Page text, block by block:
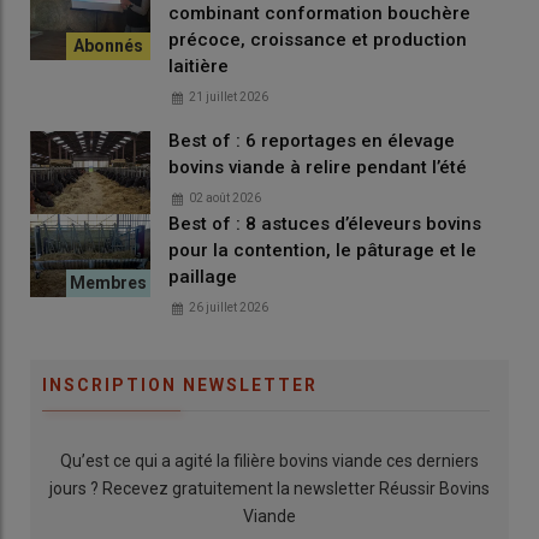
ils sont plus petits, mais ils font plus de racines. Quand la
sécheresse arrive, ils tiennent beaucoup mieux. »
Fiche élevage
310 ha de SAU
dont 108 ha de prairies naturelles de
marais, 70 ha de prairies temporaires et 130 ha de
cultures en ACS
blondes d’Aquitaine
Le pâturage des couverts au cœur du
système
combinant conformation bouchère
précoce, croissance et production
laitière
21 juillet 2026
Best of : 6 reportages en élevage
bovins viande à relire pendant l’été
02 août 2026
Best of : 8 astuces d’éleveurs bovins
pour la contention, le pâturage et le
paillage
26 juillet 2026
INSCRIPTION NEWSLETTER
Qu’est ce qui a agité la filière bovins viande ces derniers
jours ? Recevez gratuitement la newsletter Réussir Bovins
Viande